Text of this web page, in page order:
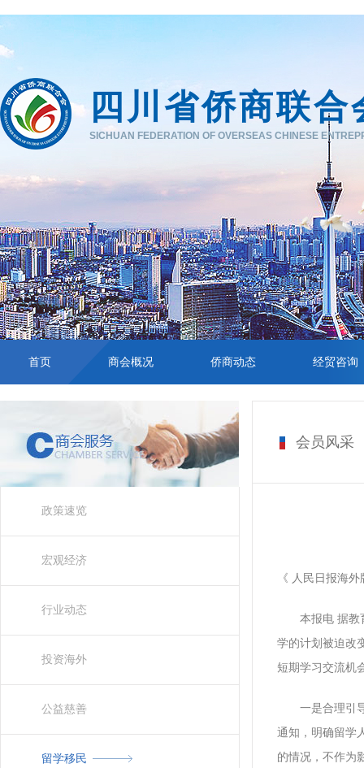
四川省侨商联合
SICHUAN FEDERATION OF OVERSEAS CHINESE
首页 商会概况 侨商动态 经贸咨询
政策速览
宏观经济
行业动态
投资海外
公益慈善
留学移民
会员风采
《 人民日报海
本报电 据教育
学的计划被迫改
短期学习交流机
一是合理引导
通知，明确留学
的情况，不作为